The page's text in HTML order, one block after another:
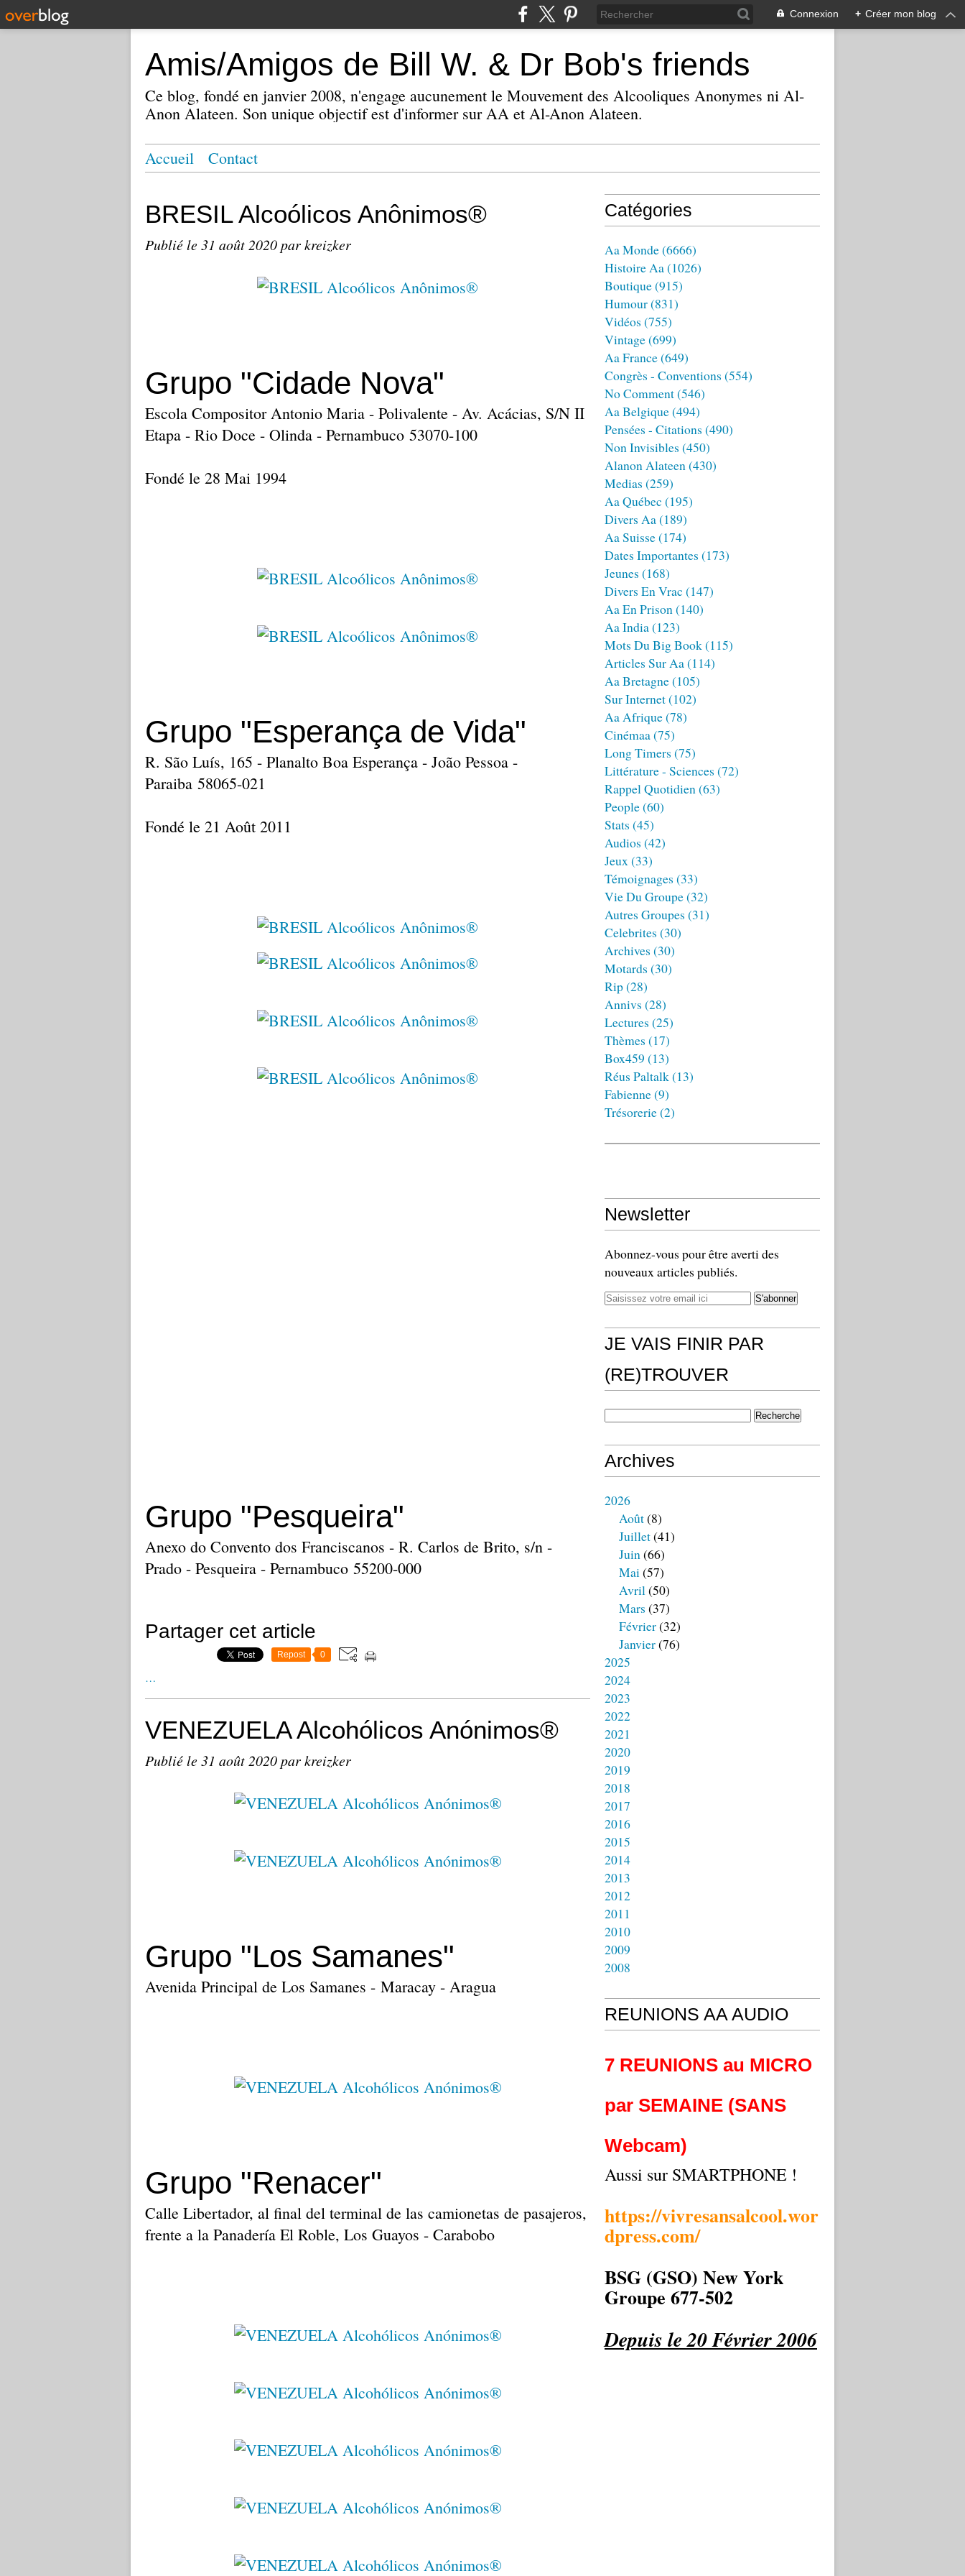
Connexion + Créer mon blog
Amis/Amigos de Bill W. & Dr Bob's friends
Ce blog, fondé en janvier 2008, n'engage aucunement le Mouvement des Alcooliques Anonymes ni Al-
Anon Alateen. Son unique objectif est d'informer sur AA et Al-Anon Alateen.
Accueil Contact
BRESIL Alcoólicos Anônimos®
Publié le 31 août 2020par kreizker
Grupo "Cidade Nova"
Escola Compositor Antonio Maria - Polivalente - Av. Acácias, S/N II
Etapa - Rio Doce - Olinda - Pernambuco 53070-100
Fondé le 28 Mai 1994
Grupo "Esperança de Vida"
R. São Luís, 165 - Planalto Boa Esperança - João Pessoa -
Paraiba 58065-021
Fondé le 21 Août 2011
Grupo "Pesqueira"
Anexo do Convento dos Franciscanos - R. Carlos de Brito, s/n -
Prado - Pesqueira - Pernambuco 55200-000
Partager cet article
Repost 0
…
VENEZUELA Alcohólicos Anónimos®
Publié le 31 août 2020par kreizker
Grupo "Los Samanes"
Avenida Principal de Los Samanes - Maracay - Aragua
Grupo "Renacer"
Calle Libertador, al final del terminal de las camionetas de pasajeros,
frente a la Panadería El Roble, Los Guayos - Carabobo
Catégories
Aa Monde(6666)
Histoire Aa(1026)
Boutique(915)
Humour(831)
Vidéos (755)
Vintage(699)
Aa France(649)
Congrès - Conventions (554)
No Comment(546)
Aa Belgique(494)
Pensées - Citations (490)
Non Invisibles (450)
Alanon Alateen(430)
Medias (259)
Aa Québec (195)
Divers Aa(189)
Aa Suisse(174)
Dates Importantes (173)
Jeunes (168)
Divers En Vrac (147)
Aa En Prison(140)
Aa India(123)
Mots Du Big Book(115)
Articles Sur Aa(114)
Aa Bretagne(105)
Sur Internet(102)
Aa Afrique(78)
Cinémaa(75)
Long Timers (75)
Littérature - Sciences (72)
Rappel Quotidien(63)
People(60)
Stats (45)
Audios (42)
Jeux(33)
Témoignages (33)
Vie Du Groupe(32)
Autres Groupes (31)
Celebrites (30)
Archives (30)
Motards (30)
Rip(28)
Annivs (28)
Lectures (25)
Thèmes (17)
Box459 (13)
Réus Paltalk(13)
Fabienne(9)
Trésorerie(2)
Newsletter
Abonnez-vous pour être averti des
nouveaux articles publiés.
JE VAIS FINIR PAR
(RE)TROUVER
Archives
2026
Août(8)
Juillet(41)
Juin(66)
Mai(57)
Avril(50)
Mars (37)
Février(32)
Janvier(76)
2025
2024
2023
2022
2021
2020
2019
2018
2017
2016
2015
2014
2013
2012
2011
2010
2009
2008
REUNIONS AA AUDIO
7 REUNIONS au MICRO
par SEMAINE (SANS
Webcam)
Aussi sur SMARTPHONE !
https://vivresansalcool.wor
dpress.com/
BSG (GSO) New York
Groupe 677-502
Depuis le 20 Février 2006